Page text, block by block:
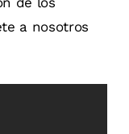
a nosotros